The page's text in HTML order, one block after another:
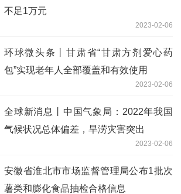
不足1万元
2023-02-06
环球微头条丨甘肃省“甘肃方剂爱心药
包”实现老年人全部覆盖和有效使用
2023-02-06
全球新消息丨中国气象局：2022年我国
气候状况总体偏差，旱涝灾害突出
2023-02-06
安徽省淮北市市场监督管理局公布1批次
薯类和膨化食品抽检合格信息